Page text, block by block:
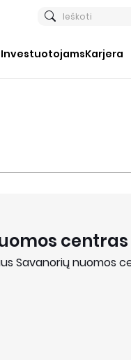
Ieškoti
InvestuotojamsKarjera
Savanorių nuomos